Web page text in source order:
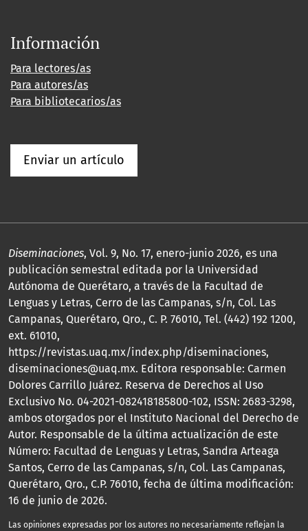
Información
Para lectores/as
Para autores/as
Para bibliotecarios/as
Enviar un artículo
Diseminaciones, Vol. 9, No. 17, enero-junio 2026, es una
publicación semestral editada por la Universidad
Autónoma de Querétaro, a través de la Facultad de
Lenguas y Letras, Cerro de las Campanas, s/n, Col. Las
Campanas, Querétaro, Qro., C. P. 76010, Tel. (442) 192 1200,
ext. 61010,
https://revistas.uaq.mx/index.php/diseminaciones,
diseminaciones@uaq.mx. Editora responsable: Carmen
Dolores Carrillo Juárez. Reserva de Derechos al Uso
Exclusivo No. 04-2021-082418185800-102, ISSN: 2683-3298,
ambos otorgados por el Instituto Nacional del Derecho de
Autor. Responsable de la última actualización de este
Número: Facultad de Lenguas y Letras, Sandra Arteaga
Santos, Cerro de las Campanas, s/n, Col. Las Campanas,
Querétaro, Qro., C.P. 76010, fecha de última modificación:
16 de junio de 2026.
Las opiniones expresadas por los autores no necesariamente reflejan la